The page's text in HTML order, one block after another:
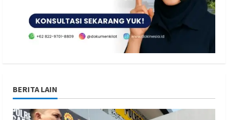
BERITA LAIN